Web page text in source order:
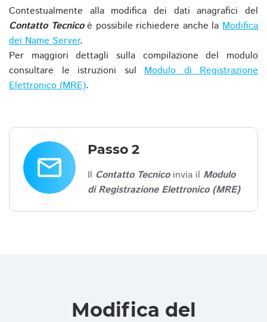
Contestualmente alla modifica dei dati anagrafici del
Contatto Tecnicoè possibile richiedere anche laModifica
dei Name Server.
Per maggiori dettagli sulla compilazione del modulo
consultare le istruzioni sul Modulo di Registrazione
Elettronico (MRE).
email
Passo 2
Il Contatto Tecnicoinvia il Modulo
di Registrazione Elettronico (MRE)
Modifica del